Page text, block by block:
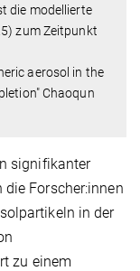
die modellierte
zum Zeitpunkt
aerosol in the
Chaoqun
signifikanter
Forscher:innen
in der
zu einem